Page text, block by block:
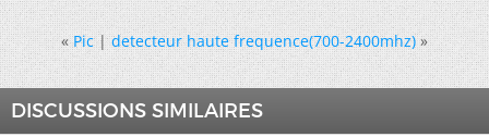
« Pic|detecteur haute frequence(700-2400mhz) »
DISCUSSIONS SIMILAIRES